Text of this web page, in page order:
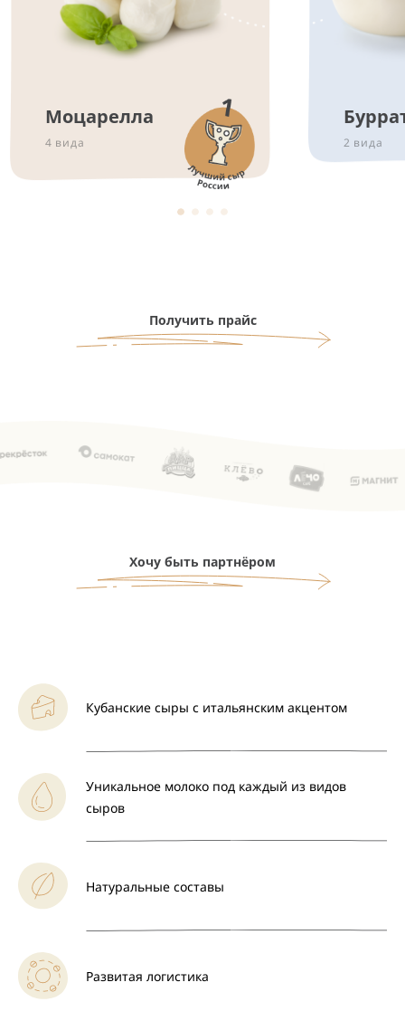
Моцарелла
4 вида 2 вида
Получить прайс
Хочу быть партнёром
Кубанские сыры с итальянским акцентом
Уникальное молоко под каждый из видов
сыров
Натуральные составы
Развитая логистика